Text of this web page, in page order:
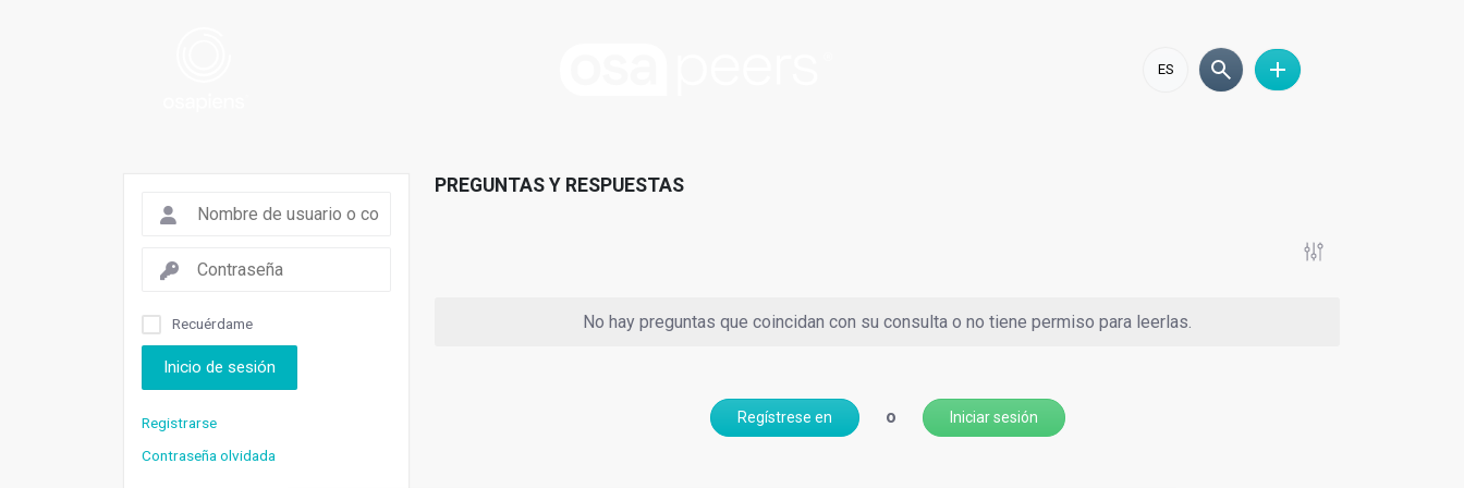
ES
PREGUNTAS Y RESPUESTAS
No hay preguntas que coincidan con su consulta o no tiene permiso para leerlas.
Regístrese en o Iniciar sesión
Recuérdame
Inicio de sesión
Registrarse
Contraseña olvidada